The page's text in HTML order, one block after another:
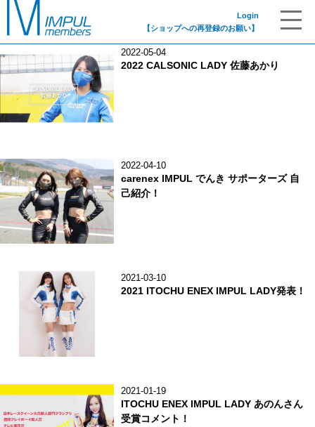
【ショップへの再登録のお願い】
Login
2022-05-04
2022 CALSONIC LADY 佐藤あかり
2022-04-10
carenex IMPUL でんき サポーターズ 自
己紹介！
2021-03-10
2021 ITOCHU ENEX IMPUL LADY発表！
2021-01-19
ITOCHU ENEX IMPUL LADY あのんさん
受賞コメント！